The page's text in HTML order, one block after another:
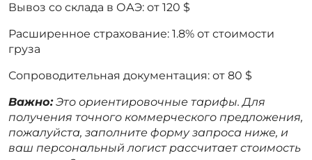
Вывоз со склада в ОАЭ: от 120 $
Расширенное страхование: 1.8% от стоимости
груза
Сопроводительная документация: от 80 $
Важно:Это ориентировочные тарифы. Для
получения точного коммерческого предложения,
пожалуйста, заполните форму запроса ниже, и
ваш персональный логист рассчитает стоимость